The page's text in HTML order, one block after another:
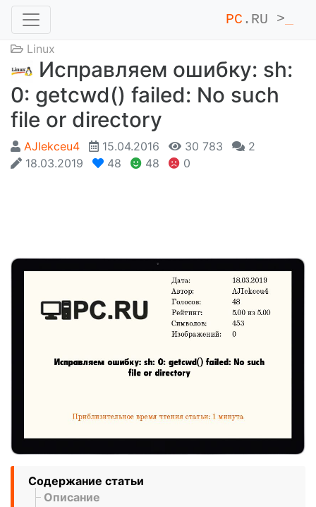
PC .RU >
Linux
Исправляем ошибку: sh:
0: getcwd() failed: No such
file or directory
AJIekceu4 15.04.2016 30 783
2
18.03.2019
48 48 0
Содержание статьи
Описание